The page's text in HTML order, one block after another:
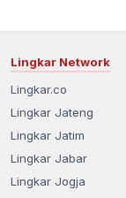
Lingkar Network
Lingkar.co
Lingkar Jateng
Lingkar Jatim
Lingkar Jabar
Lingkar Jogja